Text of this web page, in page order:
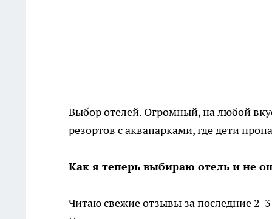
Выбор отелей. Огромный, на любой
резортов с аквапарками, где дети
Как я теперь выбираю отель и не
Читаю свежие отзывы за последние 2-